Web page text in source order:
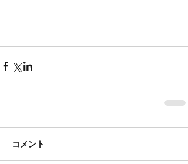
コメント